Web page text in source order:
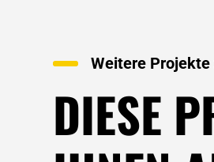
Weitere Projekte
DIESE